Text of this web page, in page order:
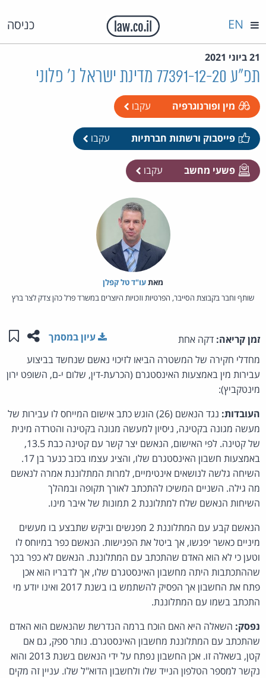
כניסה EN
21 ביוני 2021
תפ"ע 77391-12-20 מדינת ישראל נ' פלוני
מין ופורנוגרפיה עקבו
פייסבוק ורשתות חברתיות עקבו
פשעי מחשב עקבו
מאת‏עו"ד טל קפלן
שותף וחבר בקבוצת הסייבר, הפרטיות וזכויות היוצרים במשרד פרל כהן צדק לצר ברץ
זמן קריאה: דקה אחת שתפו
עיון במסמך
מחדלי חקירה של המשטרה הביאו לזיכוי נאשם שנחשד בביצוע
עבירות מין באמצעות האינסטגרם (הכרעת-דין, שלום י-ם, השופט ירון
מינטקביץ):
העובדות:
נגד הנאשם (26) הוגש כתב אישום המייחס לו עבירות של
מעשה מגונה בקטינה, ניסיון למעשה מגונה בקטינה והטרדה מינית
של קטינה. לפי האישום, הנאשם יצר קשר עם קטינה כבת 13.5,
באמצעות חשבון האינסטגרם שלו, והציג עצמו בכזב כנער בן 17.
השיחה גלשה לנושאים אינטימיים, למרות המתלוננת אמרה לנאשם
מה גילה. השניים המשיכו להתכתב לאורך תקופה ובמהלך
השיחות הנאשם שלח למתלוננת 2 תמונות של איבר מינו.
הנאשם קבע עם המתלוננת 2 מפגשים וביקש שתבצע בו מעשים
מיניים כאשר יפגשו, אך ביטל את הפגישות. הנאשם כפר במיוחס לו
וטען כי לא הוא האדם שהתכתב עם המתלוננת. הנאשם לא כפר בכך
שההתכתבות היתה מחשבון האינסטגרם שלו, אך לדבריו הוא אכן
פתח את החשבון אך הפסיק להשתמש בו בשנת 2017 ואינו יודע מי
התכתב בשמו עם המתלוננת.
נפסק: השאלה היא האם הוכח ברמה הנדרשת שהנאשם הוא האדם
שהתכתב עם המתלוננת מחשבון האינסטגרם. נותר ספק, גם אם
קטן, בשאלה זו. אכן החשבון נפתח על ידי הנאשם בשנת 2013 והוא
נקשר למספר הטלפון הנייד שלו ולחשבון הדוא"ל שלו. עניין זה מקים